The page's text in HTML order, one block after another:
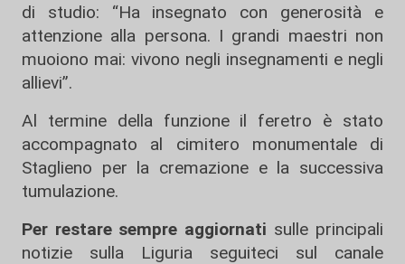
di studio: “Ha insegnato con generosità e
attenzione alla persona. I grandi maestri non
muoiono mai: vivono negli insegnamenti e negli
allievi”.
Al termine della funzione il feretro è stato
accompagnato al cimitero monumentale di
Staglieno per la cremazione e la successiva
tumulazione.
Per restare sempre aggiornati sulle principali
notizie sulla Liguria seguiteci sul canale